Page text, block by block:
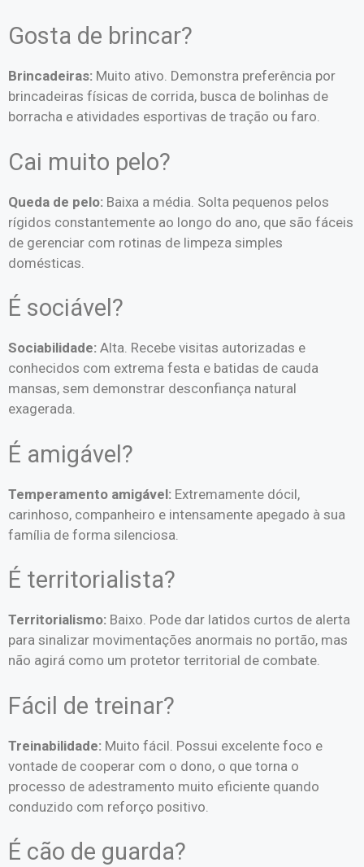
Gosta de brincar?
Brincadeiras: Muito ativo. Demonstra preferência por
brincadeiras físicas de corrida, busca de bolinhas de
borracha e atividades esportivas de tração ou faro.
Cai muito pelo?
Queda de pelo: Baixa a média. Solta pequenos pelos
rígidos constantemente ao longo do ano, que são fáceis
de gerenciar com rotinas de limpeza simples
domésticas.
É sociável?
Sociabilidade: Alta. Recebe visitas autorizadas e
conhecidos com extrema festa e batidas de cauda
mansas, sem demonstrar desconfiança natural
exagerada.
É amigável?
Temperamento amigável: Extremamente dócil,
carinhoso, companheiro e intensamente apegado à sua
família de forma silenciosa.
É territorialista?
Territorialismo: Baixo. Pode dar latidos curtos de alerta
para sinalizar movimentações anormais no portão, mas
não agirá como um protetor territorial de combate.
Fácil de treinar?
Treinabilidade: Muito fácil. Possui excelente foco e
vontade de cooperar com o dono, o que torna o
processo de adestramento muito eficiente quando
conduzido com reforço positivo.
É cão de guarda?